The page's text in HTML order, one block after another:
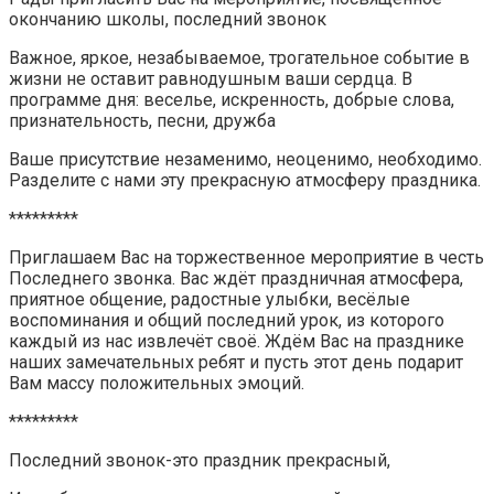
окончанию школы, последний звонок
Важное, яркое, незабываемое, трогательное событие в
жизни не оставит равнодушным ваши сердца. В
программе дня: веселье, искренность, добрые слова,
признательность, песни, дружба
Ваше присутствие незаменимо, неоценимо, необходимо.
Разделите с нами эту прекрасную атмосферу праздника.
*********
Приглашаем Вас на торжественное мероприятие в честь
Последнего звонка. Вас ждёт праздничная атмосфера,
приятное общение, радостные улыбки, весёлые
воспоминания и общий последний урок, из которого
каждый из нас извлечёт своё. Ждём Вас на празднике
наших замечательных ребят и пусть этот день подарит
Вам массу положительных эмоций.
*********
Последний звонок-это праздник прекрасный,